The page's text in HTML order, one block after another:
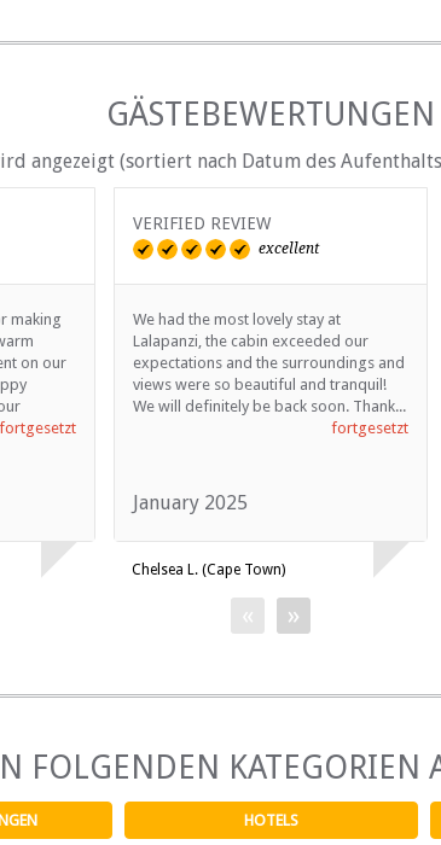
GÄSTEBEWERTUNGEN
angezeigt (sortiert nach Datum des
making
on our
fortgesetzt
VERIFIED REVIEW
excellent
We had the most lovely stay at
Lalapanzi, the cabin exceeded our
expectations and the surroundings and
views were so beautiful and tranquil!
We will definitely be back soon. Thank...
fortgesetzt
January 2025
Chelsea L. (Cape Town)
« »
FOLGENDEN KATEGORIEN
HOTELS